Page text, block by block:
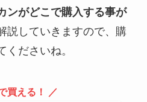
だちゃんは販売休止？理由
生産終了で売ってない？ヨド
やamazonで買える？
ンがどこで購入する事が
説していきますので、購
くださいね。
買える！ ／